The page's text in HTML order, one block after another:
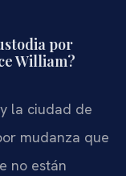
por
William?
la ciudad de
mudanza que
no están